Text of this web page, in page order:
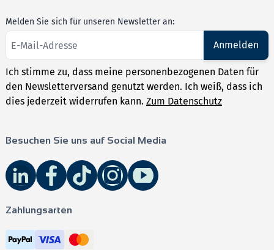
Melden Sie sich für unseren Newsletter an:
Anmelden
Ich stimme zu, dass meine personenbezogenen Daten für
den Newsletterversand genutzt werden. Ich weiß, dass ich
dies jederzeit widerrufen kann. Zum Datenschutz
Besuchen Sie uns auf Social Media
Zahlungsarten